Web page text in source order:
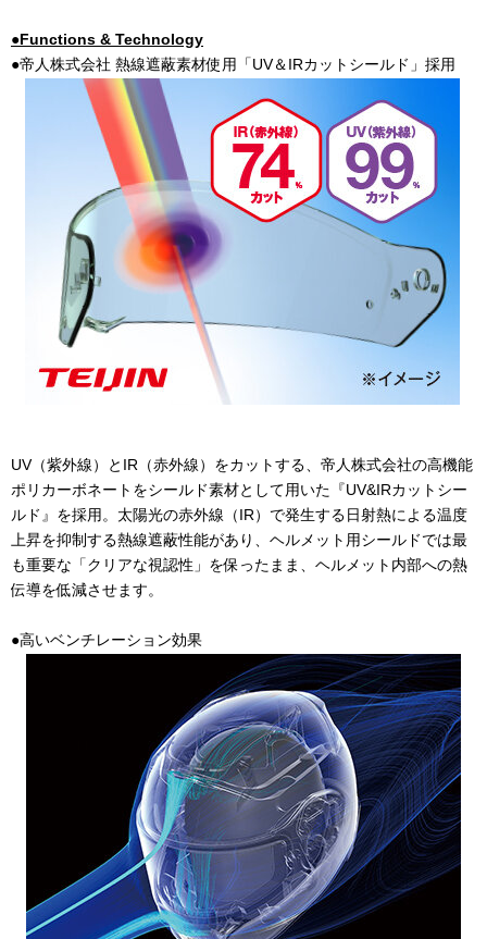
●Functions & Technology
●帝人株式会社 熱線遮蔽素材使用「UV＆ IRカットシールド」採用
UV（紫外線）と IR （赤外線）をカットする、帝人株式会社の高機能
ポリカーボネートをシールド素材として用いた『UV&IRカットシー
ルド』を採用。太陽光の赤外線（IR）で発生する日射熱による温度
上昇を抑制する熱線遮蔽性能があり、ヘルメット用シールドでは最
も重要な「クリアな視認性」を保ったまま、ヘルメット内部への熱
伝導を低減させます。
●高いベンチレーション効果